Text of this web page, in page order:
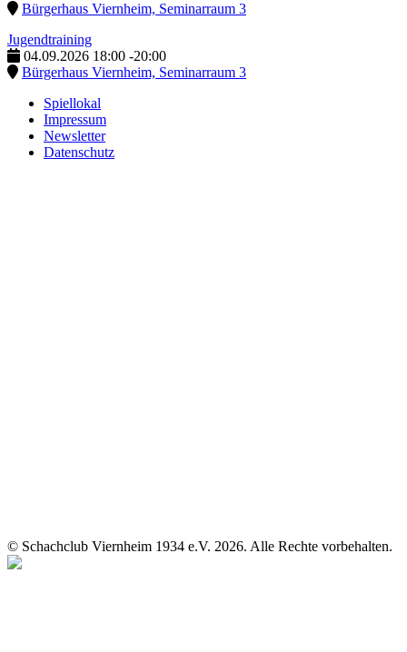
Bürgerhaus Viernheim, Seminarraum 3
Jugendtraining
04.09.2026 18:00 -20:00
Bürgerhaus Viernheim, Seminarraum 3
Spiellokal
Impressum
Newsletter
Datenschutz
© Schachclub Viernheim 1934 e.V. 2026. Alle Rechte vorbehalten.